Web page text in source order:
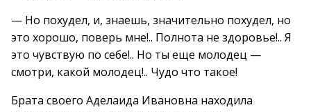
— Но похудел, и, знаешь, значительно похудел, но
это хорошо, поверь мне!.. Полнота не здоровье!.. Я
это чувствую по себе!.. Но ты еще молодец —
смотри, какой молодец!.. Чудо что такое!
Брата своего Аделаида Ивановна находила